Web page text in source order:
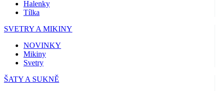
Halenky
Tílka
SVETRY A MIKINY
NOVINKY
Mikiny
Svetry
ŠATY A SUKNĚ